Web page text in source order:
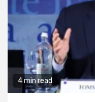
4 min read